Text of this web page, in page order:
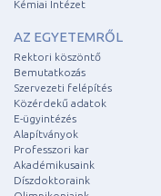
Kémiai Intézet
AZ EGYETEMRŐL
Rektori köszöntő
Bemutatkozás
Szervezeti felépítés
Közérdekű adatok
E-ügyintézés
Alapítványok
Professzori kar
Akadémikusaink
Díszdoktoraink